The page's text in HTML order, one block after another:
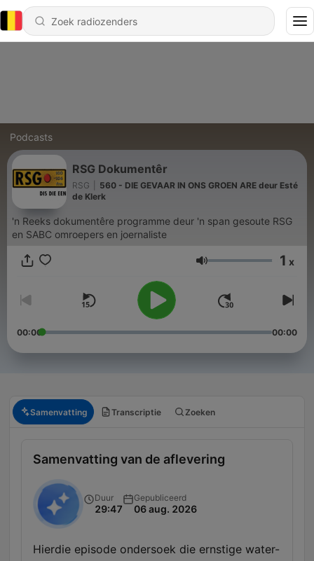
Podcasts
RSG Dokumentêr
RSG
560 - DIE GEVAAR IN ONS GROEN ARE deur Esté
de Klerk
'n Reeks dokumentêre programme deur 'n span gesoute RSG
en SABC omroepers en joernaliste
Volume 1 x
00:00 00:00
Samenvatting Transcriptie Zoeken
Samenvatting van de aflevering
Duur
29:47
Gepubliceerd
06 aug. 2026
Hierdie episode ondersoek die ernstige water-